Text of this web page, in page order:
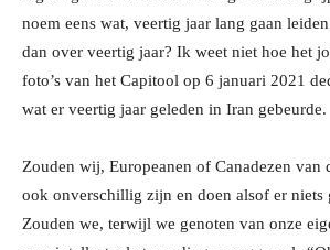
noem eens wat, veertig jaar lang gaan
dan over veertig jaar? Ik weet niet hoe het
foto’s van het Capitool op 6 januari 2021
wat er veertig jaar geleden in Iran gebeurde.
Zouden wij, Europeanen of Canadezen van
ook onverschillig zijn en doen alsof er niets
Zouden we, terwijl we genoten van onze